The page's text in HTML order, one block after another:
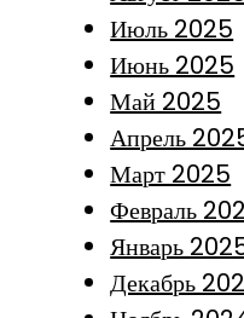
Июль 2025
Июнь 2025
Май 2025
Апрель
Март 2025
Февраль
Январь
Декабрь